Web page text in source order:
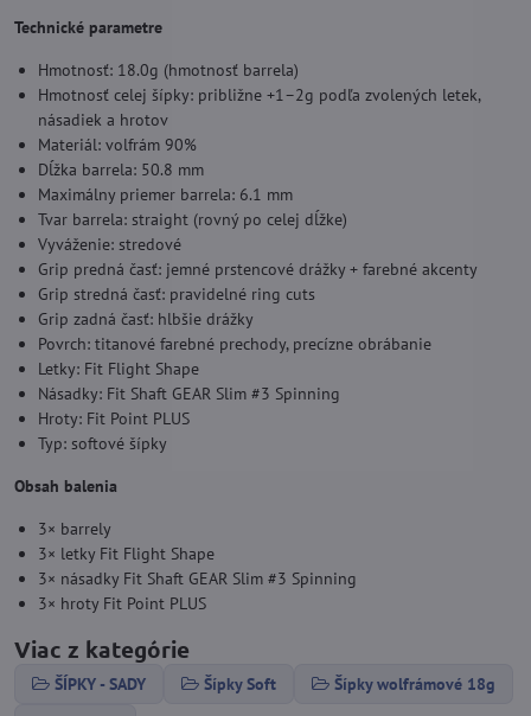
Technické parametre
Hmotnosť: 18.0g (hmotnosť barrela)
Hmotnosť celej šípky: približne +1–2g podľa zvolených letek,
násadiek a hrotov
Materiál: volfrám 90%
Dĺžka barrela: 50.8 mm
Maximálny priemer barrela: 6.1 mm
Tvar barrela: straight (rovný po celej dĺžke)
Vyváženie: stredové
Grip predná časť: jemné prstencové drážky + farebné akcenty
Grip stredná časť: pravidelné ring cuts
Grip zadná časť: hlbšie drážky
Povrch: titanové farebné prechody, precízne obrábanie
Letky: Fit Flight Shape
Násadky: Fit Shaft GEAR Slim #3 Spinning
Hroty: Fit Point PLUS
Typ: softové šípky
Obsah balenia
3× barrely
3× letky Fit Flight Shape
3× násadky Fit Shaft GEAR Slim #3 Spinning
3× hroty Fit Point PLUS
Viac z kategórie
ŠÍPKY - SADY Šípky Soft
Šípky wolfrámové 18g